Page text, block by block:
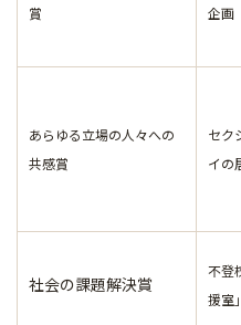
賞
企画
あらゆる立場の人々への
共感賞
セク
イの
社会の課題解決賞
不登
援室